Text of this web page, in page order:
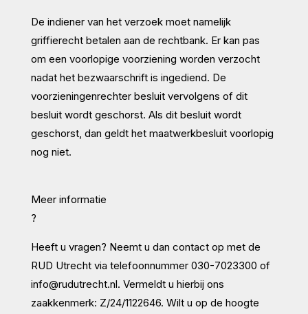
De indiener van het verzoek moet namelijk
griffierecht betalen aan de rechtbank. Er kan pas
om een voorlopige voorziening worden verzocht
nadat het bezwaarschrift is ingediend. De
voorzieningenrechter besluit vervolgens of dit
besluit wordt geschorst. Als dit besluit wordt
geschorst, dan geldt het maatwerkbesluit voorlopig
nog niet.
Meer informatie
?
Heeft u vragen? Neemt u dan contact op met de
RUD Utrecht via telefoonnummer 030-7023300 of
info@rudutrecht.nl. Vermeldt u hierbij ons
zaakkenmerk: Z/24/1122646. Wilt u op de hoogte